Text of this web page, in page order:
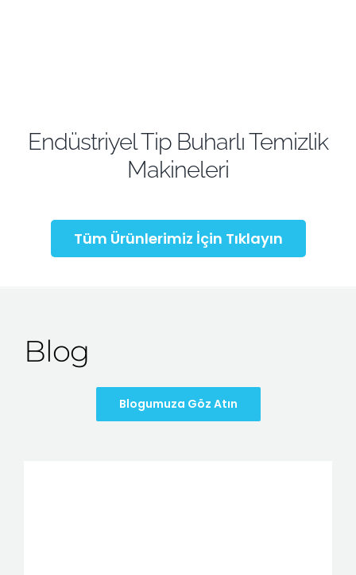
Endüstriyel Tip Buharlı Temizlik
Makineleri
Tüm Ürünlerimiz İçin Tıklayın
Blog
Blogumuza Göz Atın